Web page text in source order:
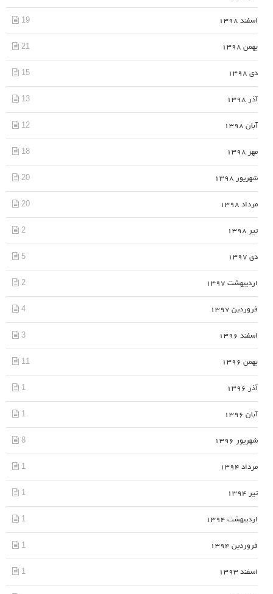
اسفند 1398 19
بهمن 1398 21
دی 1398 15
آذر 1398 13
آبان 1398 12
مهر 1398 18
شهریور 1398 20
مرداد 1398 20
تیر 1398 2
دی 1397 5
اردیبهشت 1397 2
فروردین 1397 4
اسفند 1396 3
بهمن 1396 11
آذر 1396 1
آبان 1396 1
شهریور 1396 8
مرداد 1394 1
تیر 1394 1
اردیبهشت 1394 1
فروردین 1394 1
اسفند 1393 1